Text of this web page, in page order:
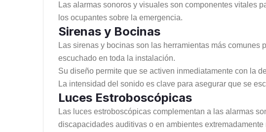
Las alarmas sonoros y visuales son componentes vitales
los ocupantes sobre la emergencia.
Sirenas y Bocinas
Las sirenas y bocinas son las herramientas más
escuchado en toda la instalación.
Su diseño permite que se activen inmediatamente con la
La intensidad del sonido es clave para asegurar que se
Luces Estroboscópicas
Las luces estroboscópicas complementan a las alarmas
discapacidades auditivas o en ambientes extremadamente